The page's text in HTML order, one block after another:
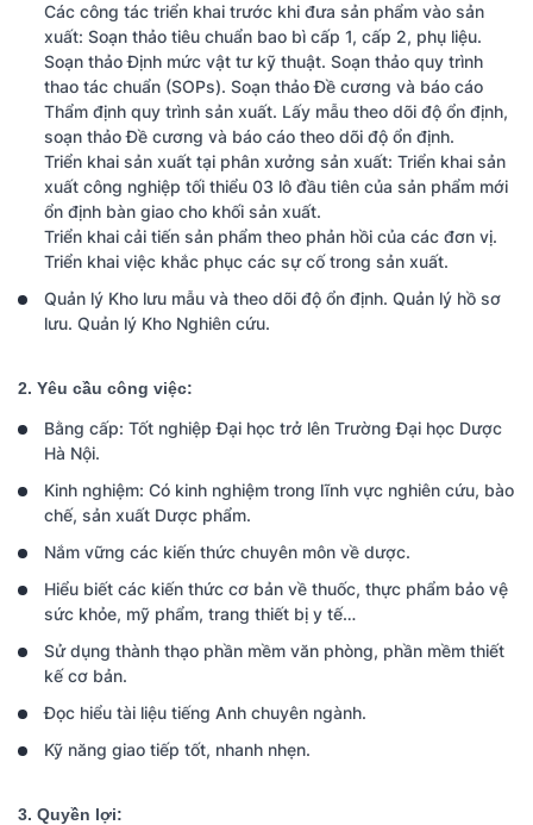
Các công tác triển khai trước khi đưa sản phẩm vào sản
xuất: Soạn thảo tiêu chuẩn bao bì cấp 1, cấp 2, phụ liệu.
Soạn thảo Định mức vật tư kỹ thuật. Soạn thảo quy trình
thao tác chuẩn (SOPs). Soạn thảo Đề cương và báo cáo
Thẩm định quy trình sản xuất. Lấy mẫu theo dõi độ ổn định,
soạn thảo Đề cương và báo cáo theo dõi độ ổn định.
Triển khai sản xuất tại phân xưởng sản xuất: Triển khai sản
xuất công nghiệp tối thiểu 03 lô đầu tiên của sản phẩm mới
ổn định bàn giao cho khối sản xuất.
Triển khai cải tiến sản phẩm theo phản hồi của các đơn vị.
Triển khai việc khắc phục các sự cố trong sản xuất.
Quản lý Kho lưu mẫu và theo dõi độ ổn định. Quản lý hồ sơ
lưu. Quản lý Kho Nghiên cứu.
2. Yêu cầu công việc:
Bằng cấp: Tốt nghiệp Đại học trở lên Trường Đại học Dược
Hà Nội.
Kinh nghiệm: Có kinh nghiệm trong lĩnh vực nghiên cứu, bào
chế, sản xuất Dược phẩm.
Nắm vững các kiến thức chuyên môn về dược.
Hiểu biết các kiến thức cơ bản về thuốc, thực phẩm bảo vệ
sức khỏe, mỹ phẩm, trang thiết bị y tế…
Sử dụng thành thạo phần mềm văn phòng, phần mềm thiết
kế cơ bản.
Đọc hiểu tài liệu tiếng Anh chuyên ngành.
Kỹ năng giao tiếp tốt, nhanh nhẹn.
3. Quyền lợi:
Thông tin ứng viên